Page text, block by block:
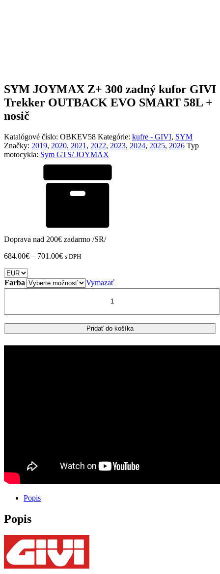
SYM JOYMAX Z+ 300 zadný kufor GIVI
Trekker OUTBACK EVO SMART 58L +
nosič
Katalógové číslo: OBKEV58 Kategórie: kufre - GIVI, SYM
Značky: 2019, 2020, 2021 , 2022, 2023, 2024, 2025, 2026 Typ
motocykla: Sym GTS/ JOYMAX
Doprava nad 200€ zadarmo /SR/
684.00€ – 701.00€Price
through
701.00€
s DPH
Farba
Vymazať
300
zadný
kufor
Pridať do košíka
Popis
Popis